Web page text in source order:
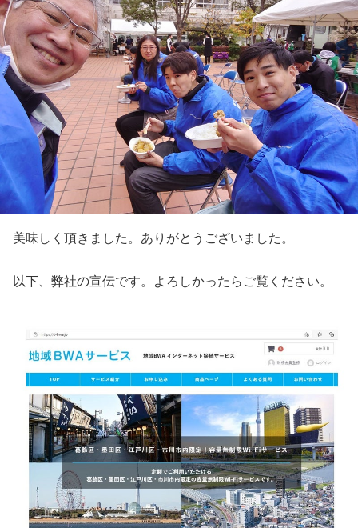
美味しく頂きました。ありがとうございました。
以下、弊社の宣伝です。よろしかったらご覧ください。